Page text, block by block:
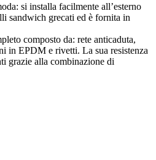
si installa facilmente all’esterno
sandwich grecati ed è fornita in
composto da: rete anticaduta,
in EPDM e rivetti. La sua resistenza
grazie alla combinazione di